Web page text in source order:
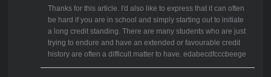
Thanks for this article. I'd also like to express that it can often
be hard if you are in school and simply starting out to initiate
a long credit standing. There are many students who are just
trying to endure and have an extended or favourable credit
history are often a difficult matter to have. edabecdfcccbeege